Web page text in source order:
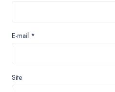
E-mail *
Site